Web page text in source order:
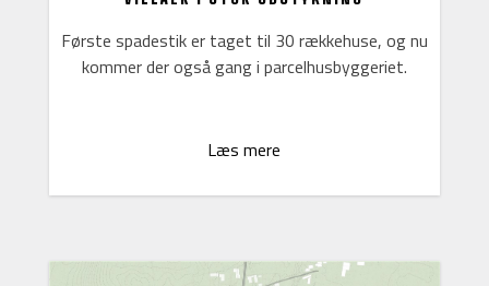
Første spadestik er taget til 30 rækkehuse, og nu
kommer der også gang i parcelhusbyggeriet.
Læs mere